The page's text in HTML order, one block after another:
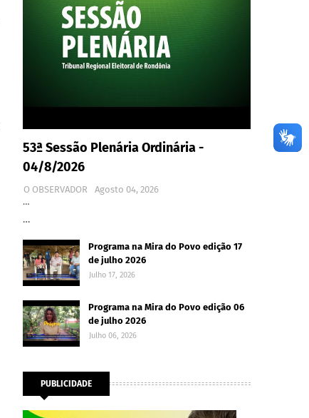
53ª Sessão Plenária Ordinária -
04/8/2026
O OBSERVADOR
Agosto 04, 2026
…
…
Programa na Mira do Povo edição 17
de julho 2026
Julho 17, 2026
Programa na Mira do Povo edição 06
de julho 2026
Julho 06, 2026
PUBLICIDADE